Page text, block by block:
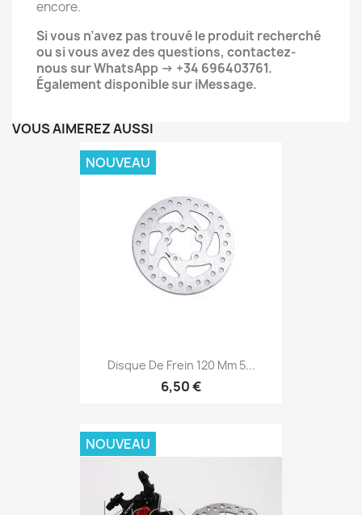
encore.
Si vous n’avez pas trouvé le produit recherché
ou si vous avez des questions, contactez-
nous sur WhatsApp → +34 696403761.
Également disponible sur iMessage.
VOUS AIMEREZ AUSSI
Disque De Frein 120 Mm 5...
6,50 €
NOUVEAU
NOUVEAU